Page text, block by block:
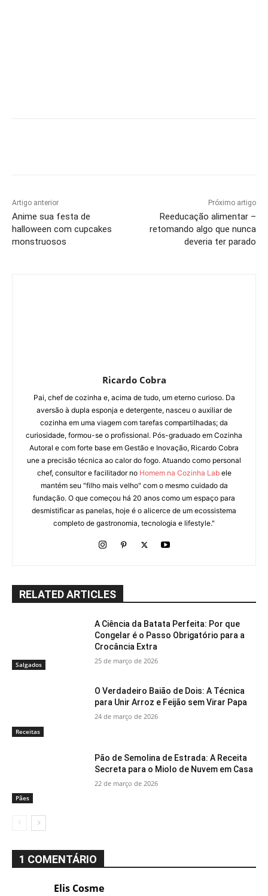
Artigo anterior
Anime sua festa de
halloween com cupcakes
monstruosos
Próximo artigo
Reeducação alimentar –
retomando algo que nunca
deveria ter parado
Ricardo Cobra
Pai, chef de cozinha e, acima de tudo, um eterno curioso. Da
aversão à dupla esponja e detergente, nasceu o auxiliar de
cozinha em uma viagem com tarefas compartilhadas; da
curiosidade, formou-se o profissional. Pós-graduado em Cozinha
Autoral e com forte base em Gestão e Inovação, Ricardo Cobra
une a precisão técnica ao calor do fogo. Atuando como personal
chef, consultor e facilitador no Homem na Cozinha Labele
mantém seu "filho mais velho" com o mesmo cuidado da
fundação. O que começou há 20 anos como um espaço para
desmistificar as panelas, hoje é o alicerce de um ecossistema
completo de gastronomia, tecnologia e lifestyle."
RELATED ARTICLES
Salgados
A Ciência da Batata Perfeita: Por que
Congelar é o Passo Obrigatório para a
Crocância Extra
25 de março de 2026
Receitas
O Verdadeiro Baião de Dois: A Técnica
para Unir Arroz e Feijão sem Virar Papa
24 de março de 2026
Pães
Pão de Semolina de Estrada: A Receita
Secreta para o Miolo de Nuvem em Casa
22 de março de 2026
1 COMENTÁRIO
Elis Cosme